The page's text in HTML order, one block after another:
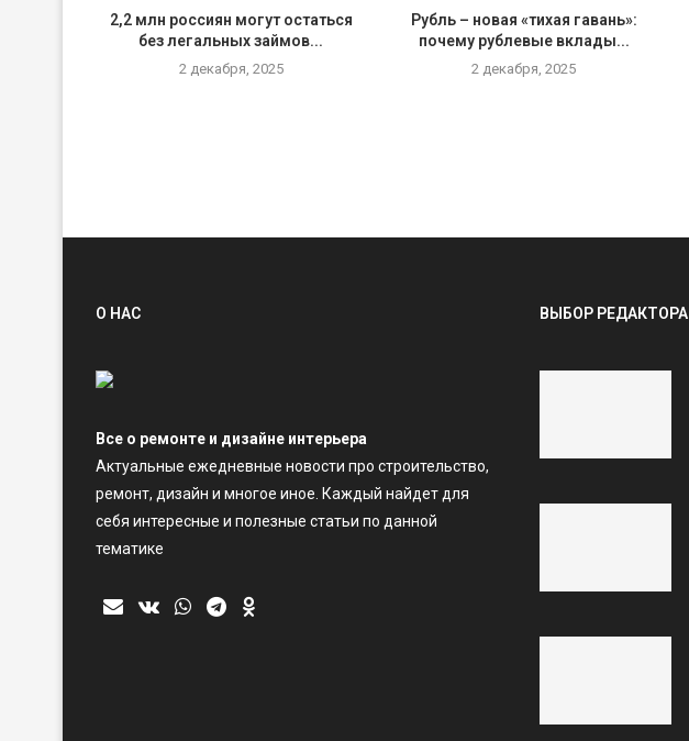
2,2 млн россиян могут остаться
без легальных займов...
2 декабря, 2025
Рубль – новая «тихая гавань»:
почему рублевые вклады...
2 декабря, 2025
О НАС
Все о ремонте и дизайне интерьера
Актуальные ежедневные новости про строительство,
ремонт, дизайн и многое иное. Каждый найдет для
себя интересные и полезные статьи по данной
тематике
ВЫБОР РЕДАКТОРА